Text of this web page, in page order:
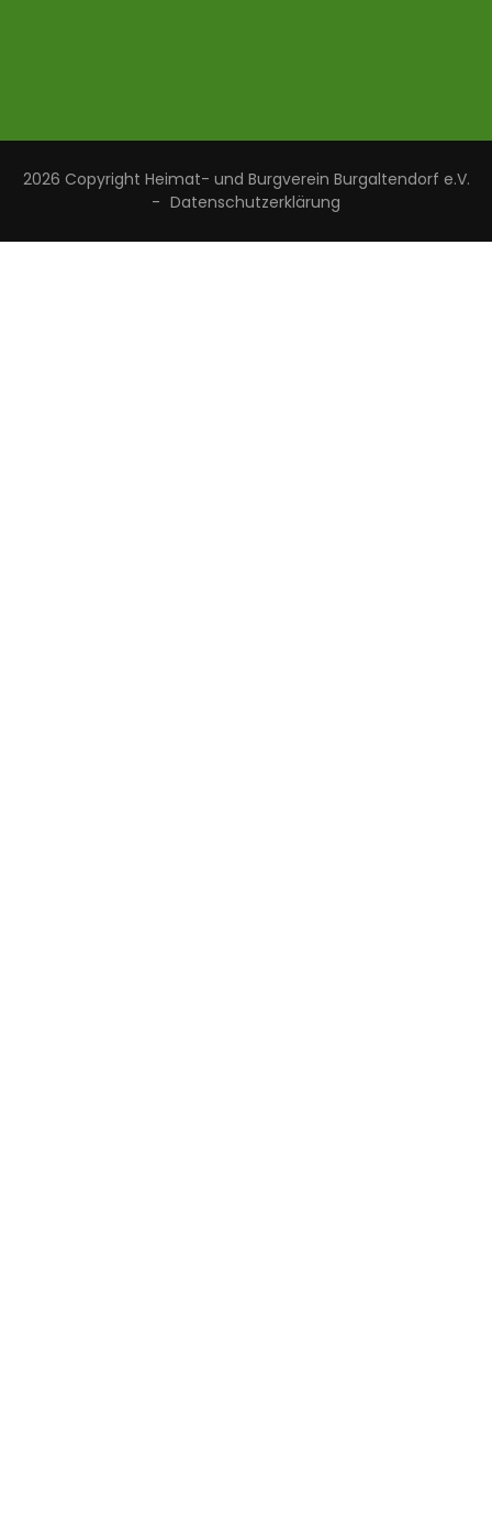
2026 Copyright Heimat- und Burgverein Burgaltendorf e.V.
- Datenschutzerklärung